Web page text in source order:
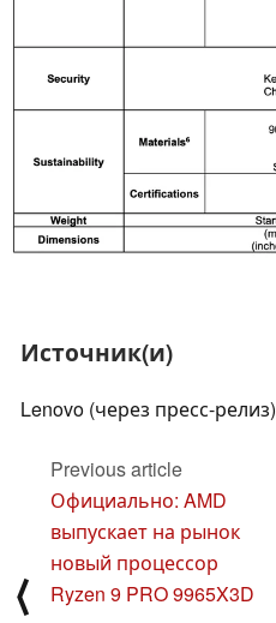
Источник(и)
Lenovo (через пресс-релиз)
⟨
Previous article
Официально: AMD
выпускает на рынок
новый процессор
Ryzen 9 PRO 9965X3D